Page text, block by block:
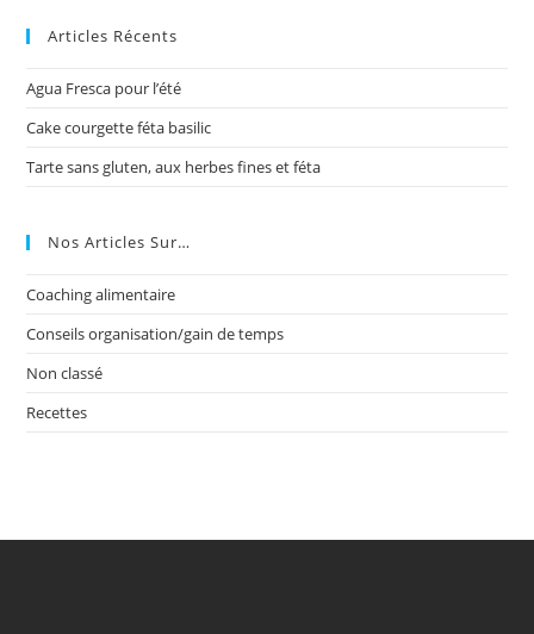
Articles Récents
Agua Fresca pour l’été
Cake courgette féta basilic
Tarte sans gluten, aux herbes fines et féta
Nos Articles Sur…
Coaching alimentaire
Conseils organisation/gain de temps
Non classé
Recettes